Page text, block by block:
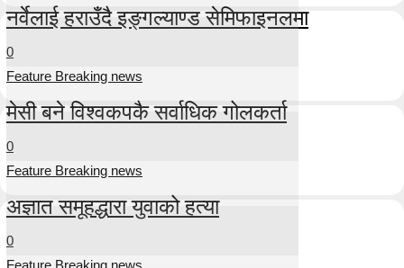
नर्वेलाई हराउँदै इङ्गल्याण्ड सेमिफाइनलमा
0
Feature Breaking news
मेसी बने विश्वकपकै सर्वाधिक गोलकर्ता
0
Feature Breaking news
अज्ञात समूहद्धारा युवाको हत्या
0
Feature Breaking news